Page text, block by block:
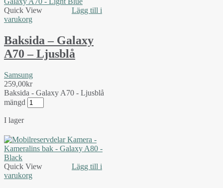
Quick View
Lägg till i
varukorg
Baksida – Galaxy
A70 – Ljusblå
Samsung
259,00kr
Baksida - Galaxy A70 - Ljusblå
mängd
I lager
Quick View
Lägg till i
varukorg